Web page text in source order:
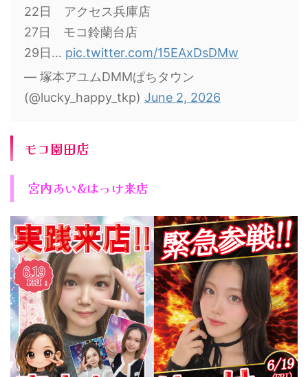
22日 アクセス兵庫店
27日 モコ鈴蘭台店
29日… pic.twitter.com/15EAxDsDMw
— 塚本アユムDMMぱちタウン
(@lucky_happy_tkp) June 2, 2026
モコ園田店
宮内あい&はっけ来店